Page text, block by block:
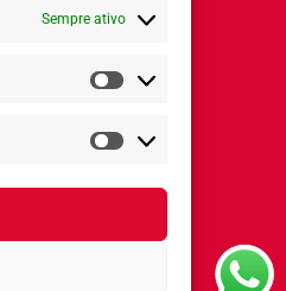
Sempre ativo
Estatísticas
Marketing
ás 18h